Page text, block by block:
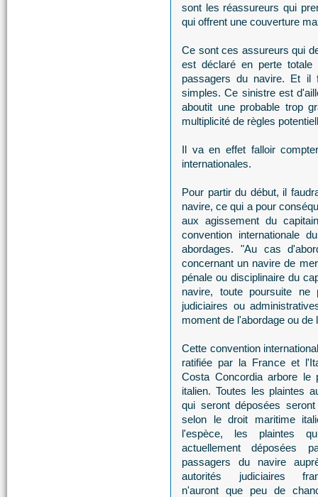
sont les réassureurs qui
qui offrent une couverture
Ce sont ces assureurs qui
est déclaré en perte totale
passagers du navire. Et
simples. Ce sinistre est
aboutit une probable trop
multiplicité de règles
Il va en effet falloir
internationales.
Pour partir du début, il
navire, ce qui a pour
aux agissement du
convention internationale
abordages. "Au cas
concernant un navire de
pénale ou disciplinaire du
navire, toute poursuite ne
judiciaires ou
moment de l'abordage ou
Cette convention
ratifiée par la France et
Costa Concordia arbore le
italien. Toutes les plaintes
qui seront déposées seront
selon le droit maritime
l'espèce, les plaintes
actuellement déposées
passagers du navire
autorités judiciaires
n'auront que peu de